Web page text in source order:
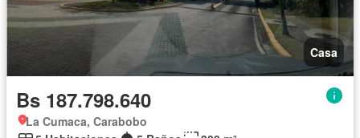
Casa
Bs 187.798.640
La Cumaca, Carabobo